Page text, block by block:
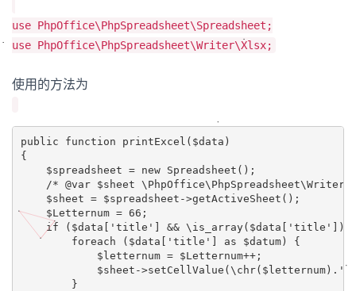
use PhpOffice\PhpSpreadsheet\Spreadsheet;
use PhpOffice\PhpSpreadsheet\Writer\Xlsx;
使用的方法为
public function printExcel($data)
{
    $spreadsheet
= new Spreadsheet();
$sheet = $spreadsheet ->getActiveSheet();
    $Letternum
= 66 ;
if
($data[ 'title' ] && \is_array($data[ 'title' ]))
foreach
($data[ 'title' ] as $datum) {
            $letternum
= $Letternum++;
            $sheet
->setCellValue(\chr($letternum) .
        }